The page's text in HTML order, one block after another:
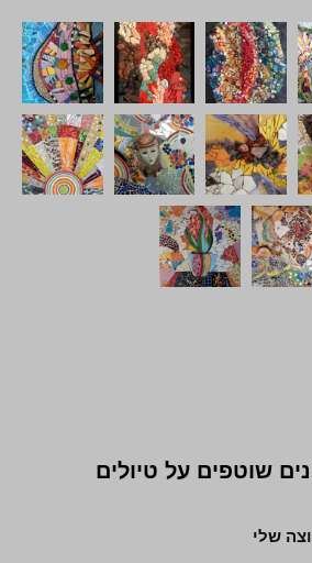
שוטפים על טיולים
שלי